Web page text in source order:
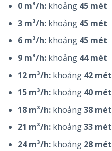
0 m³/h:khoảng 45 mét
3 m³/h:khoảng 45 mét
6 m³/h:khoảng 45 mét
9 m³/h:khoảng 44 mét
12 m³/h:khoảng 42 mét
15 m³/h:khoảng 40 mét
18 m³/h:khoảng38 mét
21 m³/h:khoảng33 mét
24 m³/h:khoảng 28 mét